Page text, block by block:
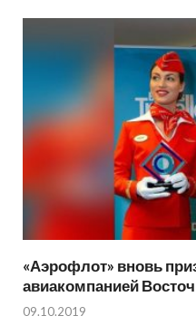
«Аэрофлот» вновь
авиакомпанией
09.10.2019